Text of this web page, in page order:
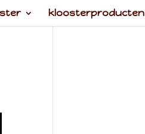
kloosterproducten